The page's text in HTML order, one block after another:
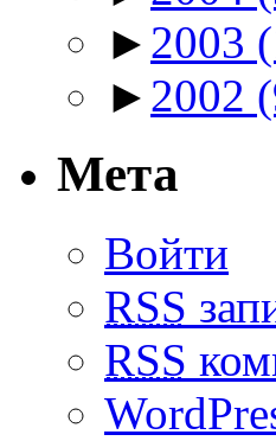
► 2003
► 2002
Мета
Войти
RSS
RSS